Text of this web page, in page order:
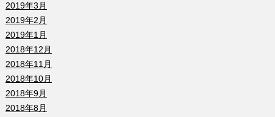
2019年3月
2019年2月
2019年1月
2018年12月
2018年11月
2018年10月
2018年9月
2018年8月